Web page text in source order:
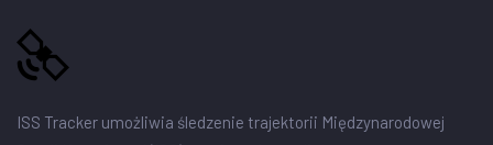
ISS Tracker umożliwia śledzenie trajektorii Międzynarodowej